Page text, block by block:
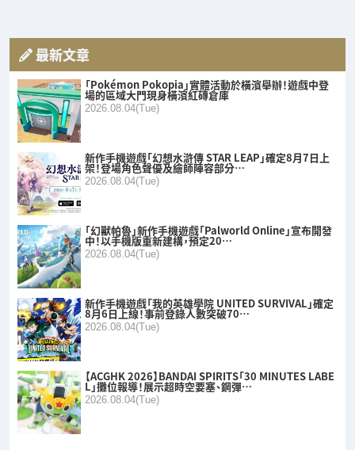
最新文章
「Pokémon Pokopia」實體活動於橫濱舉辦！遊戲中登
場的區域大門現身橫濱紅磚倉庫
2026.08.04(Tue)
新作手機遊戲「幻想水滸傳 STAR LEAP」確定8月7日上
架！登場角色聲優及繪師陣容部分…
2026.08.04(Tue)
「幻獸帕魯」新作手機遊戲「Palworld Online」宣布開發
中！以手機版重新建構，預定20…
2026.08.04(Tue)
新作手機遊戲「我的英雄學院 UNITED SURVIVAL」確定
8月6日上線！事前登錄人數突破70…
2026.08.04(Tue)
【ACGHK 2026】BANDAI SPIRITS「30 MINUTES LABE
L」攤位報導！展示超時空要塞、鋼彈…
2026.08.04(Tue)